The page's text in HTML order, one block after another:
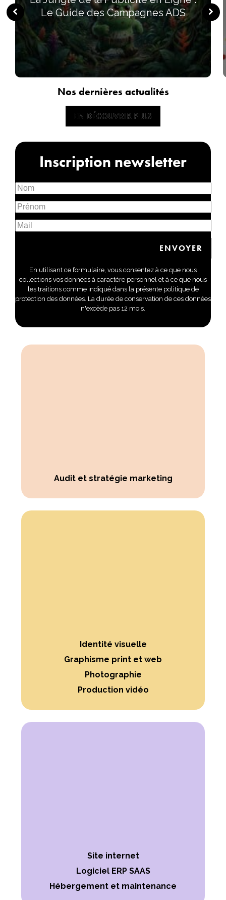
Le Guide des Campagnes ADS
Nos dernières actualités
EN DÉCOUVRIR PLUS
EN DÉCOUVRIR PLUS
Inscription newsletter
En utilisant ce formulaire, vous consentez à ce que nous
collections vos données à caractère personnel et à ce que nous
les traitions comme indiqué dans la présente politique de
protection des données. La durée de conservation de ces données
n'excède pas 12 mois.
Audit et stratégie marketing
Identité visuelle
Graphisme print et web
Photographie
Production vidéo
Site internet
Logiciel ERP SAAS
Hébergement et maintenance